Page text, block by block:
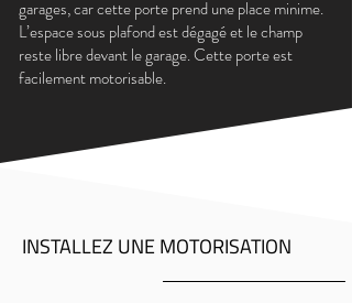
garages, car cette porte prend une place minime.
L’espace sous plafond est dégagé et le champ
reste libre devant le garage. Cette porte est
facilement motorisable.
INSTALLEZ UNE MOTORISATION